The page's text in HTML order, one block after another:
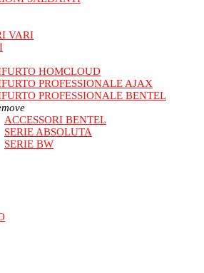
VARI
HOMCLOUD
PROFESSIONALE AJAX
PROFESSIONALE BENTEL
ACCESSORI BENTEL
SERIE ABSOLUTA
SERIE BW